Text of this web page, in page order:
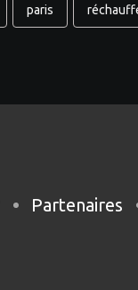
paris
Partenaires